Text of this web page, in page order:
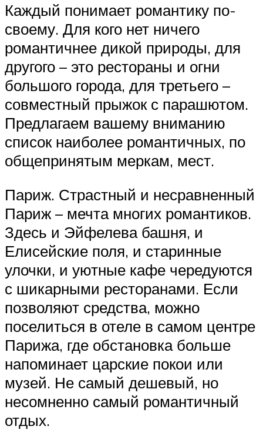
Каждый понимает романтику по-
своему. Для кого нет ничего
романтичнее дикой природы, для
другого – это рестораны и огни
большого города, для третьего –
совместный прыжок с парашютом.
Предлагаем вашему вниманию
список наиболее романтичных, по
общепринятым меркам, мест.
Париж. Страстный и несравненный
Париж – мечта многих романтиков.
Здесь и Эйфелева башня, и
Елисейские поля, и старинные
улочки, и уютные кафе чередуются
с шикарными ресторанами. Если
позволяют средства, можно
поселиться в отеле в самом центре
Парижа, где обстановка больше
напоминает царские покои или
музей. Не самый дешевый, но
несомненно самый романтичный
отдых.